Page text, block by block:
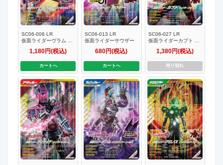
SC06-006 LR
仮面ライダーヴラム プ
1,180円(税込)
カートへ
SC06-013 LR
仮面ライダーサウザー
680円(税込)
カートへ
SC06-027 LR
仮面ライダーカブト ハ
イパーフォーム
1,380円(税込)
売り切れ